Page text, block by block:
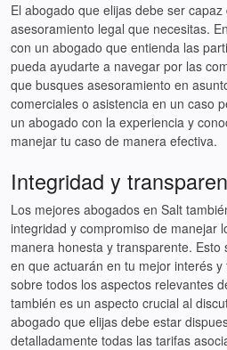
El abogado que elijas debe ser
asesoramiento legal que necesitas.
con un abogado que entienda las
pueda ayudarte a navegar por las
que busques asesoramiento en
comerciales o asistencia en un caso
un abogado con la experiencia y
manejar tu caso de manera efectiva.
Integridad y
Los mejores abogados en Salt
integridad y compromiso de manejar
manera honesta y transparente.
en que actuarán en tu mejor interés
sobre todos los aspectos relevantes
también es un aspecto crucial al
abogado que elijas debe estar
detalladamente todas las tarifas